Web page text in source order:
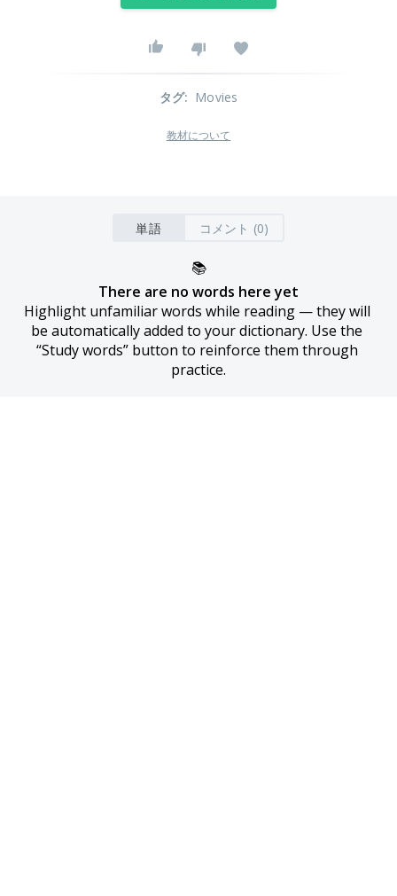
タグ: Movies
教材について
単語 コメント (0)
📚
There are no words here yet
Highlight unfamiliar words while reading — they will
be automatically added to your dictionary. Use the
“Study words” button to reinforce them through
practice.